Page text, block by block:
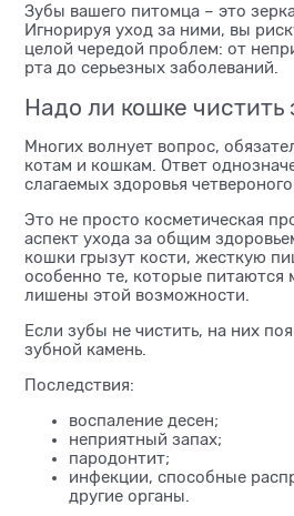
Зубы вашего питомца – это
Игнорируя уход за ними, вы
целой чередой проблем: от
рта до серьезных заболеваний.
Надо ли кошке чистить
Многих волнует вопрос,
котам и кошкам. Ответ
слагаемых здоровья
Это не просто косметическая
аспект ухода за общим
кошки грызут кости, жесткую
особенно те, которые питаются
лишены этой возможности.
Если зубы не чистить, на них
зубной камень.
Последствия:
воспаление десен;
неприятный запах;
пародонтит;
инфекции, способные
другие органы.